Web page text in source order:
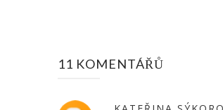
11 KOMENTÁŘŮ